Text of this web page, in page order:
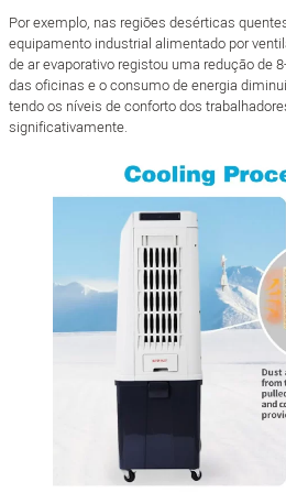
Por exemplo, nas regiões desérticas
equipamento industrial alimentado por
de ar evaporativo registou uma redução de
das oficinas e o consumo de energia
tendo os níveis de conforto dos
significativamente.